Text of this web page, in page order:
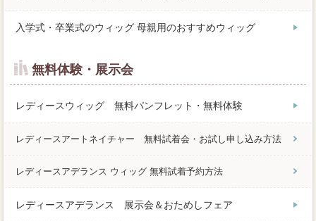
入学式・卒業式のウィッグ 母親用のおすすめウィッグ
無料体験・展示会
レディースウィッグ 無料パンフレット・無料体験
レディースアートネイチャー 無料試着会・お試し申し込み方法
レディースアデランス ウィッグ 無料試着予約方法
レディースアデランス 展示会＆おためしフェア